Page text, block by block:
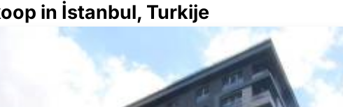
in İstanbul, Turkije